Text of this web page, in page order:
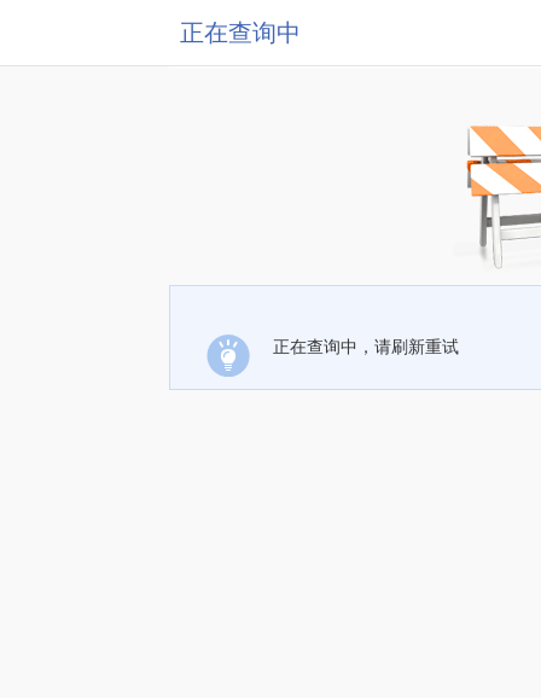
正在查询中
正在查询中，请刷新重试